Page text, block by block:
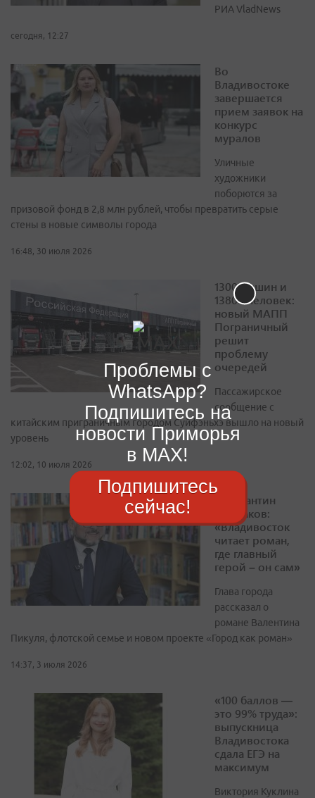
РИА VladNews
сегодня, 12:27
Во
Владивостоке
завершается
прием заявок на
конкурс
муралов
Уличные
художники
поборются за
призовой фонд в 2,8 млн рублей, чтобы превратить серые
стены в новые символы города
16:48, 30 июля 2026
1300 машин и
13800 человек:
новый МАПП
Пограничный
решит
проблему
очередей
Пассажирское
сообщение с
китайским приграничным городом Суйфэньхэ вышло на новый
уровень
12:02, 10 июля 2026
Константин
Шестаков:
«Владивосток
читает роман,
где главный
герой – он сам»
Глава города
рассказал о
романе Валентина
Пикуля, флотской семье и новом проекте «Город как роман»
14:37, 3 июля 2026
«100 баллов —
это 99% труда»:
выпускница
Владивостока
сдала ЕГЭ на
максимум
Виктория Куклина
Проблемы с
WhatsApp?
Подпишитесь на
новости Приморья
в MAX!
Подпишитесь
сейчас!